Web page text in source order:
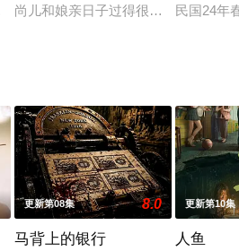
天马山村村主任后，直面困难，勇挑
尚儿和娘亲日子过得很清苦，有一天
民国24年
更新第08集 8.0
马背上的银行
更新第10集
人鱼